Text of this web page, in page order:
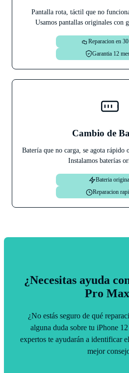
Pantalla rota, táctil que no
Usamos pantallas originales con
Reparacion en
Garantia 12
Cambio de
Batería que no carga, se agota rápido
Instalamos baterías
Bateria
Reparacion
¿Necesitas ayuda
Pro
¿No estás seguro de qué
alguna duda sobre tu iPhone
expertos te ayudarán a identificar
mejor